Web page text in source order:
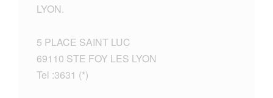
LYON.
5 PLACE SAINT LUC
69110 STE FOY LES LYON
Tel :3631 (*)